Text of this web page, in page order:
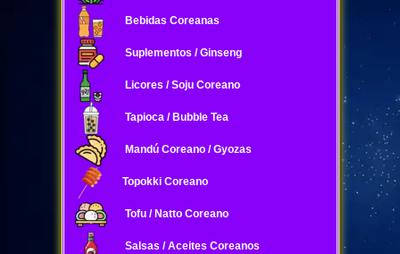
Bebidas Coreanas
Suplementos / Ginseng
Licores / Soju Coreano
Tapioca / Bubble Tea
Mandú Coreano / Gyozas
Topokki Coreano
Tofu / Natto Coreano
Salsas / Aceites Coreanos